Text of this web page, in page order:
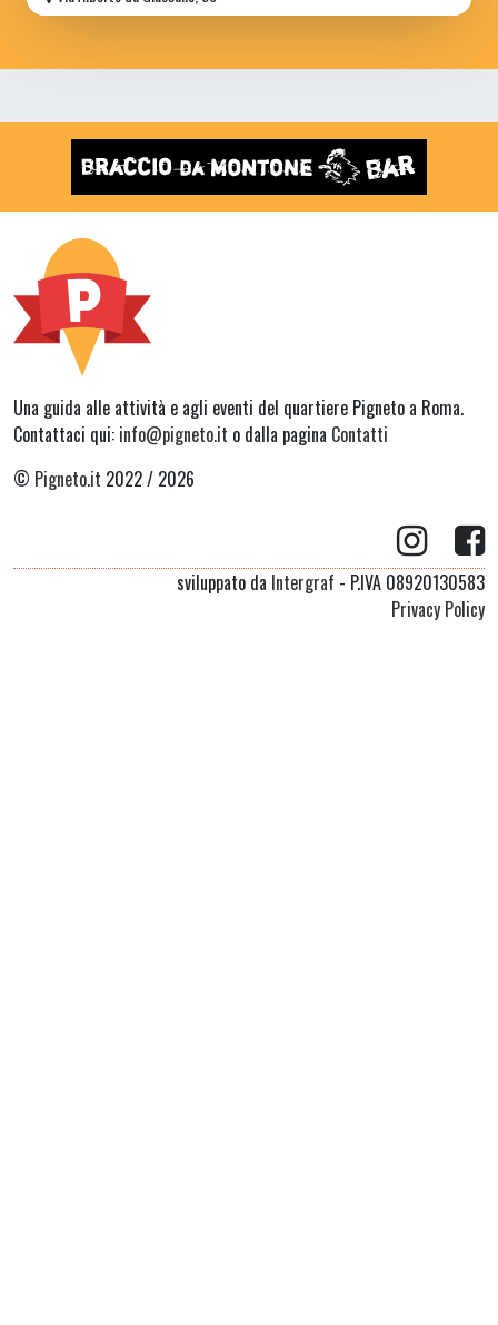
Una guida alle attività e agli eventi del quartiere Pigneto a Roma.
Contattaci qui: info@pigneto.it o dalla pagina Contatti
© Pigneto.it 2022 / 2026
sviluppato da Intergraf - P.IVA 08920130583
Privacy Policy